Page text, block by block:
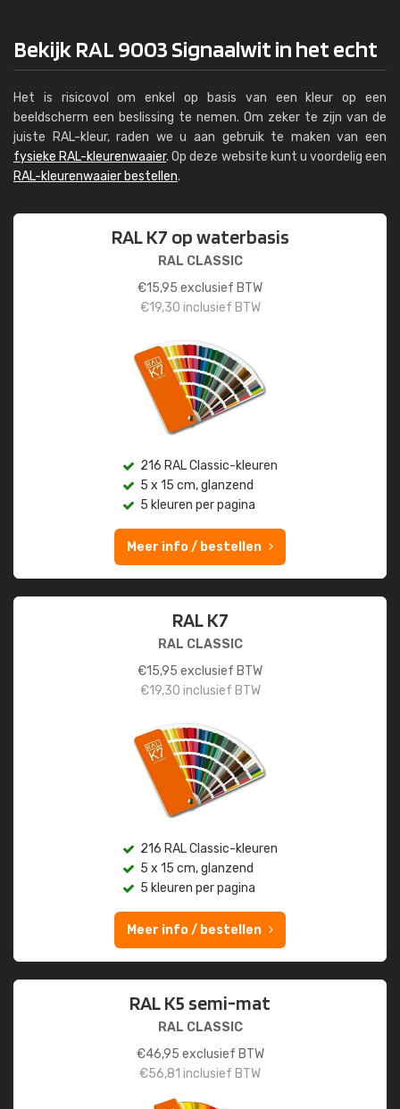
Bekijk RAL 9003 Signaalwit in het echt
Het is risicovol om enkel op basis van een kleur op een
beeldscherm een beslissing te nemen. Om zeker te zijn van de
juiste RAL-kleur, raden we u aan gebruik te maken van een
fysieke RAL-kleurenwaaier. Op deze website kunt u voordelig een
RAL-kleurenwaaier bestellen.
RAL K7 op waterbasis
RAL CLASSIC
€15,95 exclusief BTW
€19,30 inclusief BTW
216 RAL Classic-kleuren
5 x 15 cm, glanzend
5 kleuren per pagina
Meer info / bestellen
RAL K7
RAL CLASSIC
€15,95 exclusief BTW
€19,30 inclusief BTW
216 RAL Classic-kleuren
5 x 15 cm, glanzend
5 kleuren per pagina
Meer info / bestellen
RAL K5 semi-mat
RAL CLASSIC
€46,95 exclusief BTW
€56,81 inclusief BTW